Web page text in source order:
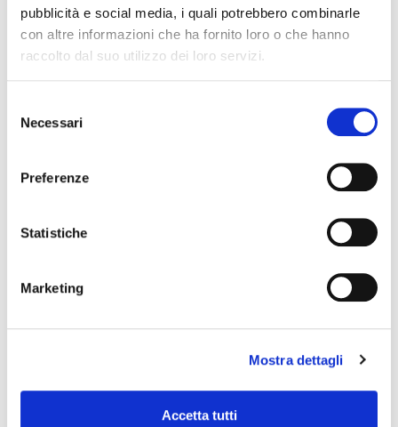
pubblicità e social media, i quali potrebbero combinarle
con altre informazioni che ha fornito loro o che hanno
raccolto dal suo utilizzo dei loro servizi.
delNecessari
Preferenze
Statistiche
Marketing
Mostra dettagli
Accetta tutti